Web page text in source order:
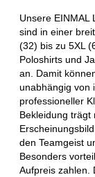
Unsere EINMAL
sind in einer
(32) bis zu 5XL
Poloshirts und
an. Damit
unabhängig von
professioneller
Bekleidung trägt
den Teamgeist
Besonders
Aufpreis zahlen.